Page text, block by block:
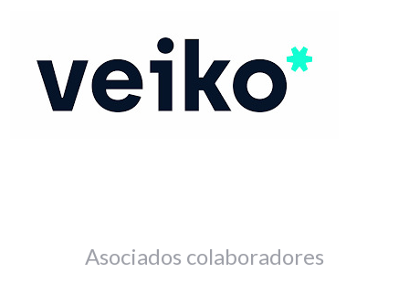
Asociados colaboradores